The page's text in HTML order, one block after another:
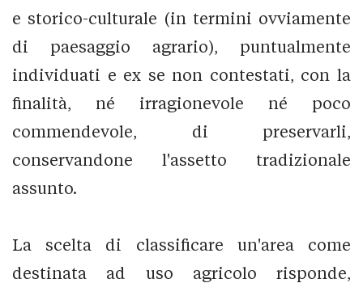
e storico-culturale (in termini ovviamente
di paesaggio agrario), puntualmente
individuati e ex se non contestati, con la
finalità, né irragionevole né poco
commendevole, di preservarli,
conservandone l'assetto tradizionale
assunto.
La scelta di classificare un'area come
destinata ad uso agricolo risponde,